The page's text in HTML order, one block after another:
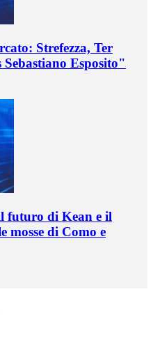
Strefezza, Ter
Esposito"
futuro di Kean e il
mosse di Como e